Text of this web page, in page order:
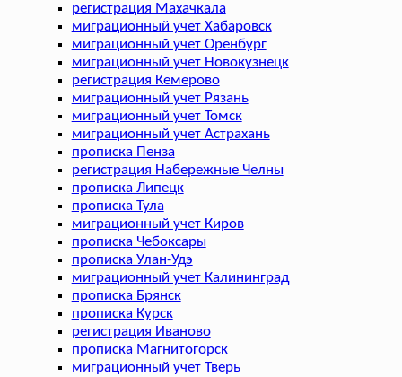
регистрация Махачкала
миграционный учет Хабаровск
миграционный учет Оренбург
миграционный учет Новокузнецк
регистрация Кемерово
миграционный учет Рязань
миграционный учет Томск
миграционный учет Астрахань
прописка Пенза
регистрация Набережные Челны
прописка Липецк
прописка Тула
миграционный учет Киров
прописка Чебоксары
прописка Улан-Удэ
миграционный учет Калининград
прописка Брянск
прописка Курск
регистрация Иваново
прописка Магнитогорск
миграционный учет Тверь